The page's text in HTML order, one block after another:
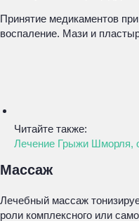
Принятие медикаментов
воспаление. Мази и
Читайте также:
Лечение Грыжи Шморля,
Массаж
Лечебный массаж
роли комплексного или